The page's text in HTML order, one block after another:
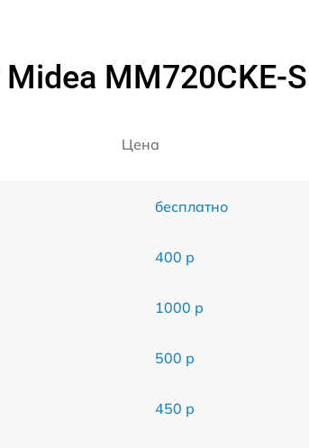
MM720CKE-S
Цена
бесплатно
400 р
1000 р
500 р
450 р